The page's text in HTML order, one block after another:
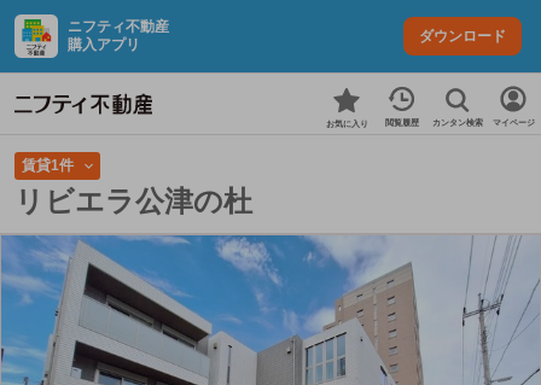
ニフティ不動産
購入アプリ
ダウンロード
お気に入り 閲覧履歴 カンタン検索 マイページ
賃貸1件
リビエラ公津の杜